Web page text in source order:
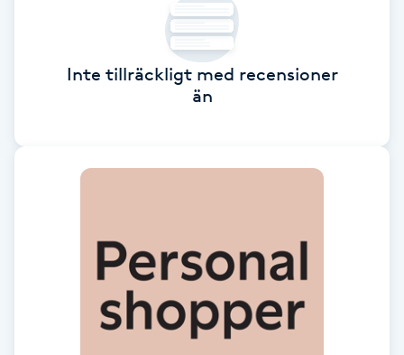
Brynformning
Brynplockning
Inte tillräckligt med recensioner
än